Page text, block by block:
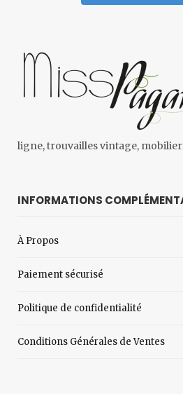
ligne, trouvailles vintage,
INFORMATIONS
À Propos
Paiement sécurisé
Politique de confidentialité
Conditions Générales de Ventes